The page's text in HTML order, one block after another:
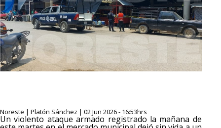
Noreste | Platón Sánchez | 02 Jun 2026 - 16:53hrs
Un violento ataque armado registrado la mañana de